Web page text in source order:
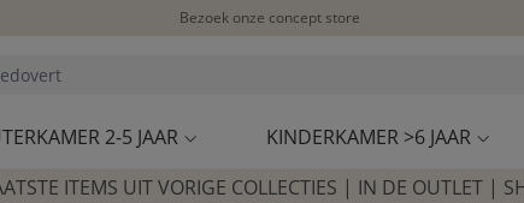
Bezoek onze concept store
2-5 JAAR KINDERKAMER >6 JAAR
ITEMS UIT VORIGE COLLECTIES | IN DE OUTLET |